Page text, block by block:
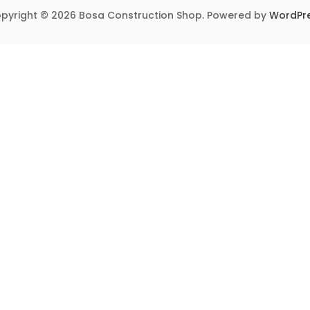
© 2026 Bosa Construction Shop. Powered by